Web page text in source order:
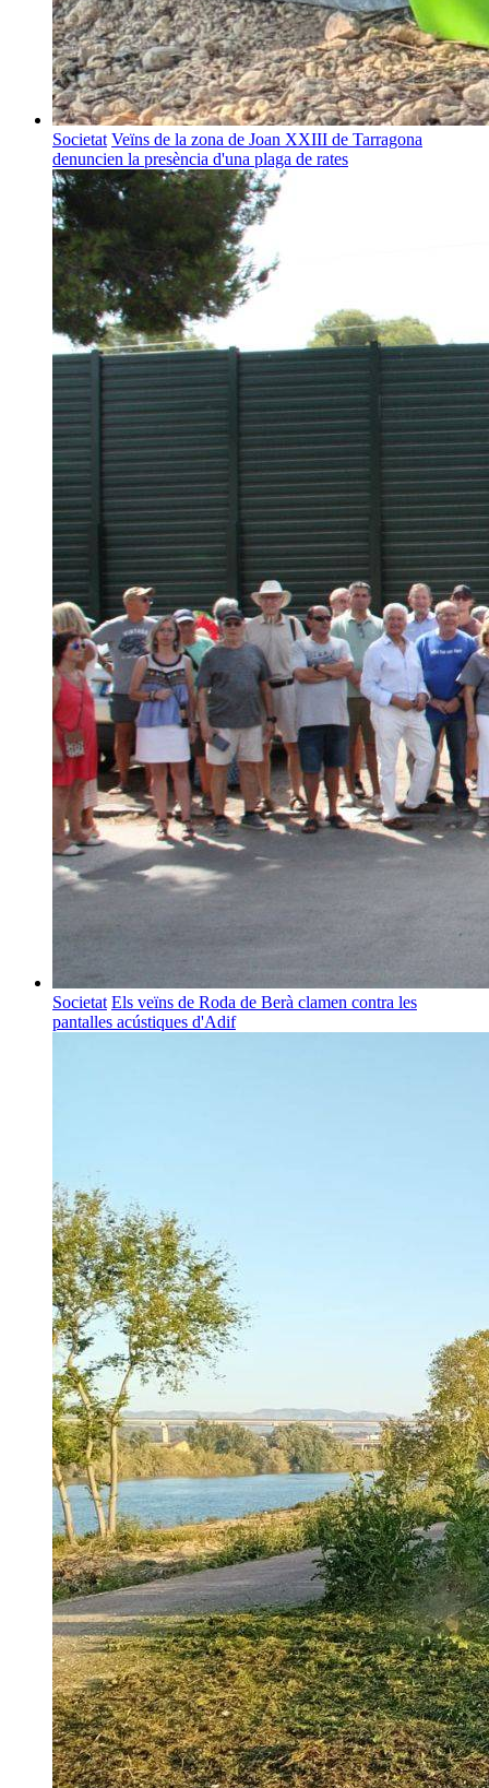
Societat Veïns de la zona de Joan XXIII de Tarragona
denuncien la presència d'una plaga de rates
Societat Els veïns de Roda de Berà clamen contra les
pantalles acústiques d'Adif